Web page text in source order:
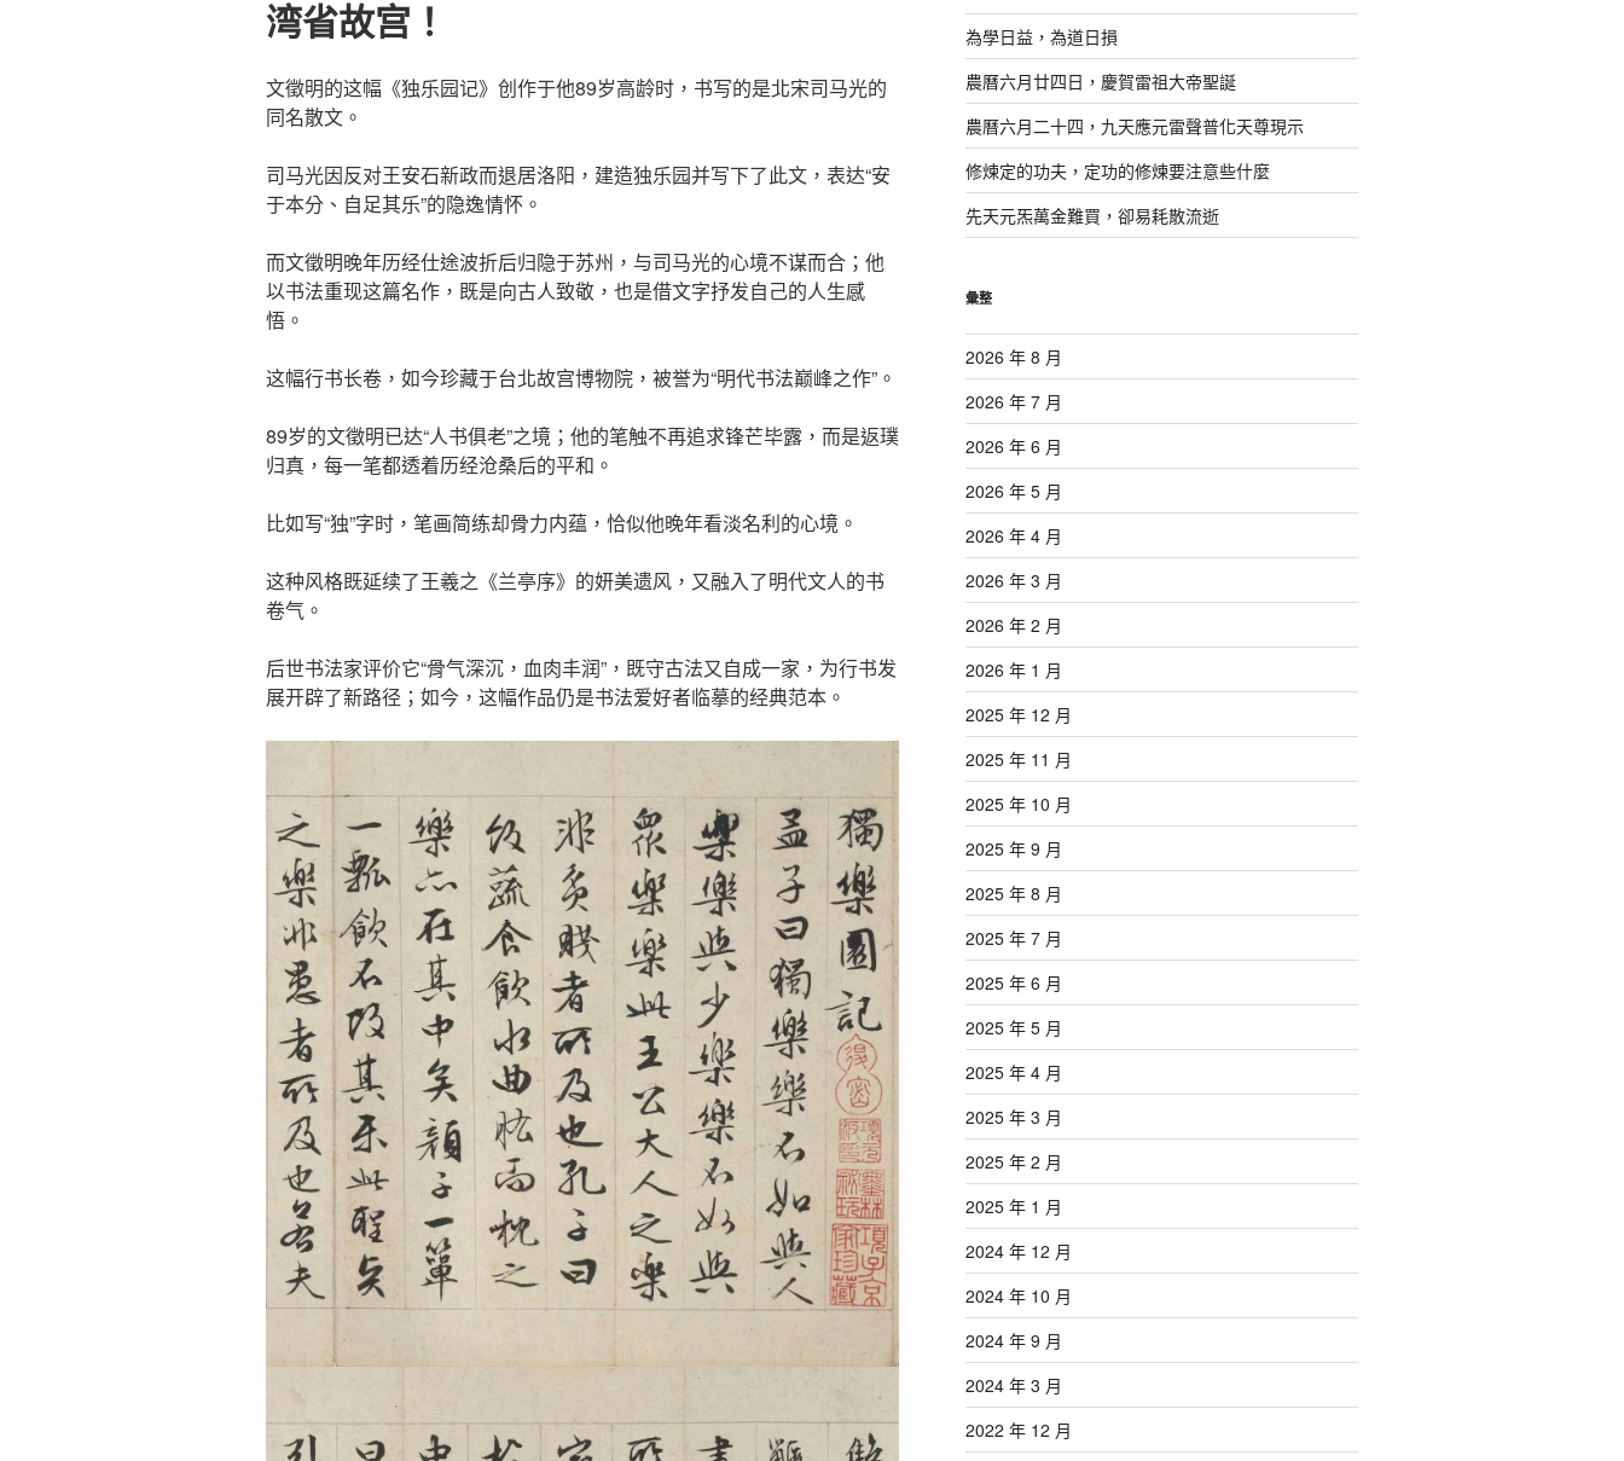
湾省故宫！
文徵明的这幅《独乐园记》创作于他89岁高龄时，书写的是北宋司马光的
同名散文。
司马光因反对王安石新政而退居洛阳，建造独乐园并写下了此文，表达“安
于本分、自足其乐”的隐逸情怀。
而文徵明晚年历经仕途波折后归隐于苏州，与司马光的心境不谋而合；他
以书法重现这篇名作，既是向古人致敬，也是借文字抒发自己的人生感
悟。
这幅行书长卷，如今珍藏于台北故宫博物院，被誉为“明代书法巅峰之作”。
89岁的文徵明已达“人书俱老”之境；他的笔触不再追求锋芒毕露，而是返璞
归真，每一笔都透着历经沧桑后的平和。
比如写“独”字时，笔画简练却骨力内蕴，恰似他晚年看淡名利的心境。
这种风格既延续了王羲之《兰亭序》的妍美遗风，又融入了明代文人的书
卷气。
后世书法家评价它“骨气深沉，血肉丰润”，既守古法又自成一家，为行书发
展开辟了新路径；如今，这幅作品仍是书法爱好者临摹的经典范本。
為學日益，為道日損
農曆六月廿四日，慶賀雷祖大帝聖誕
農曆六月二十四，九天應元雷聲普化天尊現示
修煉定的功夫，定功的修煉要注意些什麼
先天元炁萬金難買，卻易耗散流逝
彙整
2026 年 8 月
2026 年 7 月
2026 年 6 月
2026 年 5 月
2026 年 4 月
2026 年 3 月
2026 年 2 月
2026 年 1 月
2025 年 12 月
2025 年 11 月
2025 年 10 月
2025 年 9 月
2025 年 8 月
2025 年 7 月
2025 年 6 月
2025 年 5 月
2025 年 4 月
2025 年 3 月
2025 年 2 月
2025 年 1 月
2024 年 12 月
2024 年 10 月
2024 年 9 月
2024 年 3 月
2022 年 12 月